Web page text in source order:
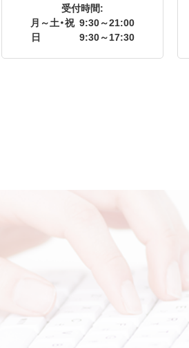
受付時間:
月～土・祝 9:30～21:00
日
9:30～17:30